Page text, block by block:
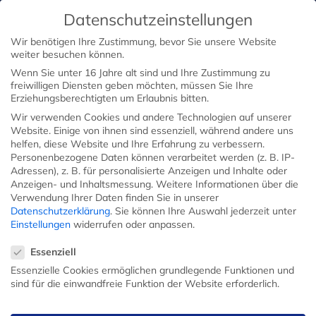
Datenschutzeinstellungen
Wir benötigen Ihre Zustimmung, bevor Sie unsere Website
weiter besuchen können.
Wenn Sie unter 16 Jahre alt sind und Ihre Zustimmung zu
freiwilligen Diensten geben möchten, müssen Sie Ihre
Erziehungsberechtigten um Erlaubnis bitten.
Wir verwenden Cookies und andere Technologien auf unserer
Website. Einige von ihnen sind essenziell, während andere uns
helfen, diese Website und Ihre Erfahrung zu verbessern.
Personenbezogene Daten können verarbeitet werden (z. B. IP-
Adressen), z. B. für personalisierte Anzeigen und Inhalte oder
Anzeigen- und Inhaltsmessung. Weitere Informationen über die
Verwendung Ihrer Daten finden Sie in unserer
Datenschutzerklärung. Sie können Ihre Auswahl jederzeit unter
Einstellungen widerrufen oder anpassen.
Essenziell
Essenzielle Cookies ermöglichen grundlegende Funktionen und
sind für die einwandfreie Funktion der Website erforderlich.